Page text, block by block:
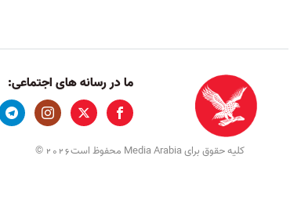
ما در رسانه های اجتماعی:
کلیه حقوق برای Media Arabia محفوظ است 2026
©